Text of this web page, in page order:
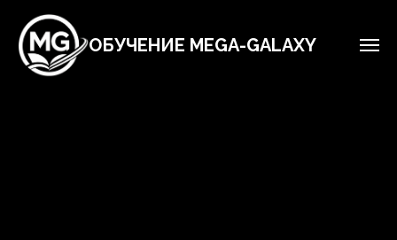
ОБУЧЕНИЕ MEGA-GALAXY